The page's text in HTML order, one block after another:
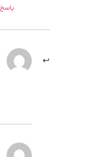
پاسخ